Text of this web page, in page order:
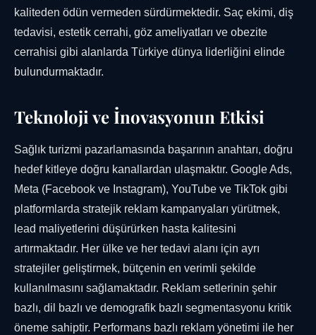
kaliteden ödün vermeden sürdürmektedir. Saç ekimi, diş
tedavisi, estetik cerrahi, göz ameliyatları ve obezite
cerrahisi gibi alanlarda Türkiye dünya liderliğini elinde
bulundurmaktadır.
Teknoloji ve İnovasyonun Etkisi
Sağlık turizmi pazarlamasında başarının anahtarı, doğru
hedef kitleye doğru kanallardan ulaşmaktır. Google Ads,
Meta (Facebook ve Instagram), YouTube ve TikTok gibi
platformlarda stratejik reklam kampanyaları yürütmek,
lead maliyetlerini düşürürken hasta kalitesini
artırmaktadır. Her ülke ve her tedavi alanı için ayrı
stratejiler geliştirmek, bütçenin en verimli şekilde
kullanılmasını sağlamaktadır. Reklam setlerinin şehir
bazlı, dil bazlı ve demografik bazlı segmentasyonu kritik
öneme sahiptir. Performans bazlı reklam yönetimi ile her